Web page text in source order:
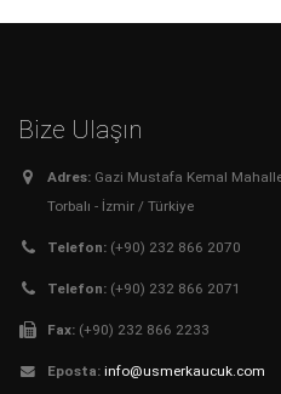
Bize Ulaşın
Adres: Gazi Mustafa Kemal
Torbalı - İzmir / Türkiye
Telefon: (+90) 232 866 2070
Telefon: (+90) 232 866 2071
Fax: (+90) 232 866 2233
Eposta: info@usmerkaucuk.com